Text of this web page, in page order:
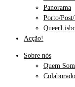
Panorama
Porto/
Acção!
Sobre nós
Quem